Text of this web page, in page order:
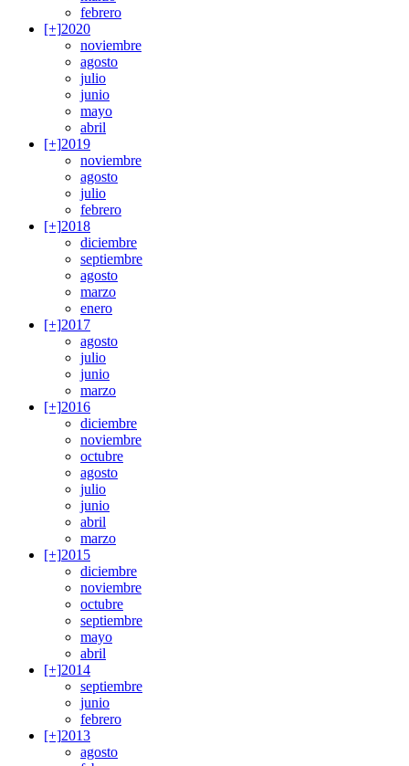
febrero
[+]2020
noviembre
agosto
julio
junio
mayo
abril
[+]2019
noviembre
agosto
julio
febrero
[+]2018
diciembre
septiembre
agosto
marzo
enero
[+]2017
agosto
julio
junio
marzo
[+]2016
diciembre
noviembre
octubre
agosto
julio
junio
abril
marzo
[+]2015
diciembre
noviembre
octubre
septiembre
mayo
abril
[+]2014
septiembre
junio
febrero
[+]2013
agosto